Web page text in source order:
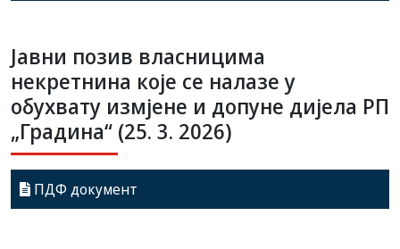
Јавни позив власницима
некретнина које се налазе у
обухвату измјене и допуне дијела РП
„Градина“ (25. 3. 2026)
ПДФ документ